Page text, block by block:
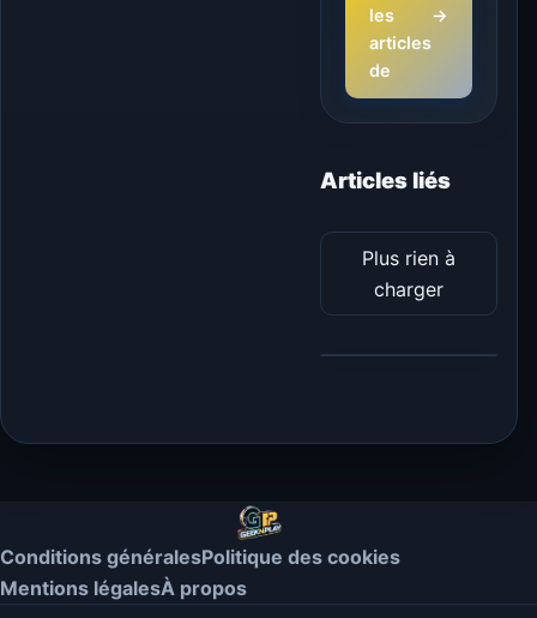
les
articles
de
→
Articles liés
Plus rien à
charger
Conditions généralesPolitique des cookies
Mentions légalesÀ propos